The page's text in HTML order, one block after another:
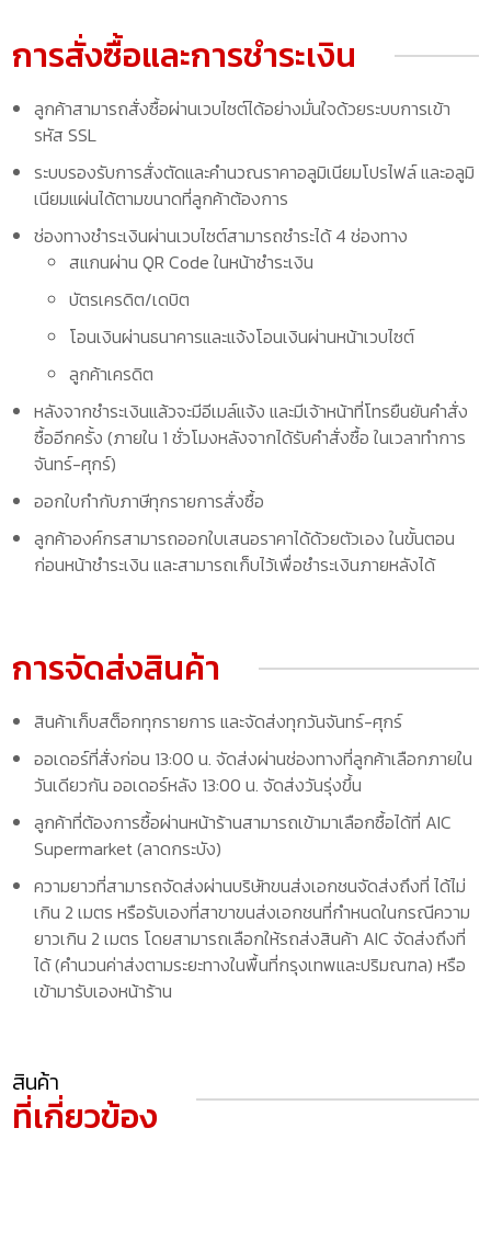
การสั่งซื้อและการชำระเงิน
ลูกค้าสามารถสั่งซื้อผ่านเวบไซต์ได้อย่างมั่นใจด้วยระบบการเข้า
รหัส SSL
ระบบรองรับการสั่งตัดและคำนวณราคาอลูมิเนียมโปรไฟล์ และอลูมิ
เนียมแผ่นได้ตามขนาดที่ลูกค้าต้องการ
ช่องทางชำระเงินผ่านเวบไซต์สามารถชำระได้ 4 ช่องทาง
สแกนผ่าน QR Code ในหน้าชำระเงิน
บัตรเครดิต/เดบิต
โอนเงินผ่านธนาคารและแจ้งโอนเงินผ่านหน้าเวบไซต์
ลูกค้าเครดิต
หลังจากชำระเงินแล้วจะมีอีเมล์แจ้ง และมีเจ้าหน้าที่โทรยืนยันคำสั่ง
ซื้ออีกครั้ง (ภายใน 1 ชั่วโมงหลังจากได้รับคำสั่งซื้อ ในเวลาทำการ
จันทร์-ศุกร์)
ออกใบกำกับภาษีทุกรายการสั่งซื้อ
ลูกค้าองค์กรสามารถออกใบเสนอราคาได้ด้วยตัวเอง ในขั้นตอน
ก่อนหน้าชำระเงิน และสามารถเก็บไว้เพื่อชำระเงินภายหลังได้
การจัดส่งสินค้า
สินค้าเก็บสต็อกทุกรายการ และจัดส่งทุกวันจันทร์-ศุกร์
ออเดอร์ที่สั่งก่อน 13:00 น. จัดส่งผ่านช่องทางที่ลูกค้าเลือกภายใน
วันเดียวกัน ออเดอร์หลัง 13:00 น. จัดส่งวันรุ่งขึ้น
ลูกค้าที่ต้องการซื้อผ่านหน้าร้านสามารถเข้ามาเลือกซื้อได้ที่ AIC
Supermarket (ลาดกระบัง)
ความยาวที่สามารถจัดส่งผ่านบริษัทขนส่งเอกชนจัดส่งถึงที่ ได้ไม่
เกิน 2 เมตร หรือรับเองที่สาขาขนส่งเอกชนที่กำหนดในกรณีความ
ยาวเกิน 2 เมตร โดยสามารถเลือกให้รถส่งสินค้า AIC จัดส่งถึงที่
ได้ (คำนวนค่าส่งตามระยะทางในพื้นที่กรุงเทพและปริมณฑล) หรือ
เข้ามารับเองหน้าร้าน
สินค้า
ที่เกี่ยวข้อง